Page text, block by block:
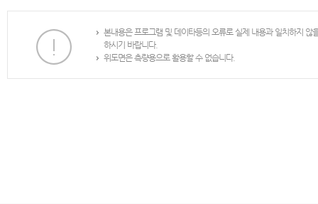
본내용은 프로그램 및 데이타등의 오류로 실제 내용과 일치하지
하시기 바랍니다.
위도면은 측량용으로 활용할 수 없습니다.